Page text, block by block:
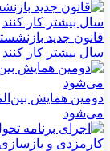
سال بیشتر کار کنند
دومین همایش
می‌شود